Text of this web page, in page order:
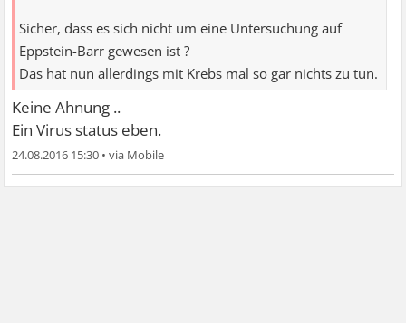
Sicher, dass es sich nicht um eine Untersuchung auf
Eppstein-Barr gewesen ist ?
Das hat nun allerdings mit Krebs mal so gar nichts zu tun.
Keine Ahnung ..
Ein Virus status eben.
24.08.2016 15:30 •